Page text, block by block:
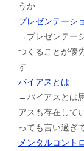
うか
プレゼンテーシ
→プレゼンテー
つくることが優
す
バイアスとは
→バイアスとは
アスも存在して
っても言い過ぎ
メンタルコント